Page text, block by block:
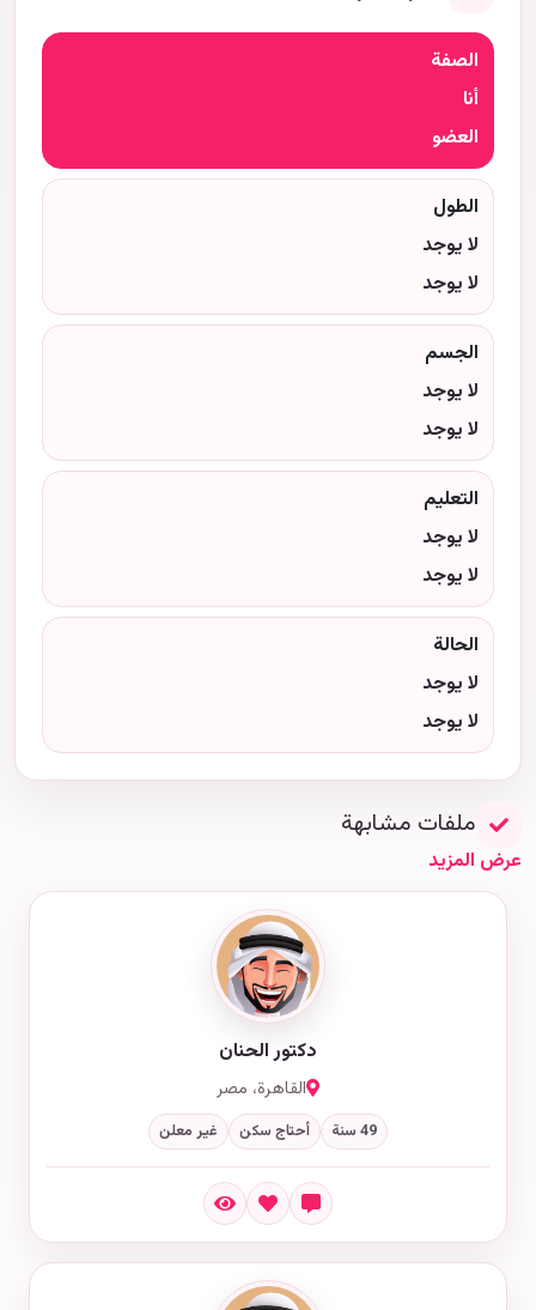
الصفة
أنا
العضو
الطول
لا يوجد
لا يوجد
الجسم
لا يوجد
لا يوجد
التعليم
لا يوجد
لا يوجد
الحالة
لا يوجد
لا يوجد
ملفات مشابهة
عرض المزيد
دكتور الحنان
القاهرة، مصر
49 سنة أحتاج سكن غير معلن